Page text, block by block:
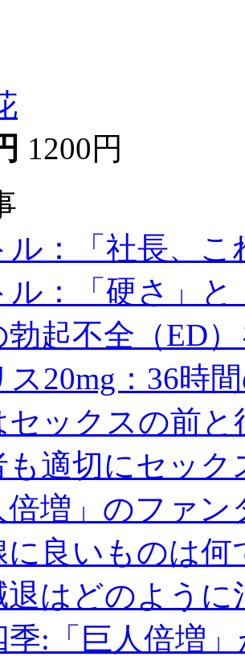
1200円
ル：「社長、こ
ル：「硬さ」と
勃起不全（ED
ス20mg：36時
セックスの前と
も適切にセック
倍増」のファ
に良いものは何
退はどのように
季:「巨人倍増